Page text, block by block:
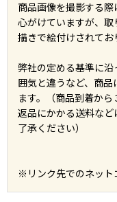
商品画像を撮影する
心がけていますが、
描きで絵付けされてお
弊社の定める基準に
囲気と違うなど、商
ます。（商品到着から
返品にかかる送料な
了承ください）
※リンク先でのネット